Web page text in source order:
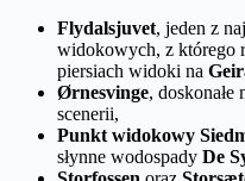
Flydalsjuvet, jeden z
widokowych, z którego
piersiach widoki na
Ørnesvinge, doskonałe
scenerii,
Punkt widokowy
słynne wodospady De